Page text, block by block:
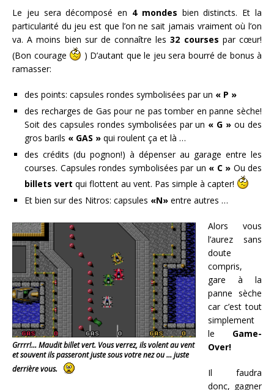
Le jeu sera décomposé en 4 mondes bien distincts. Et la
particularité du jeu est que l’on ne sait jamais vraiment où l’on
va. A moins bien sur de connaître les32 courses par cœur!
(Bon courage
) D’autant que le jeu sera bourré de bonus à
ramasser:
des points: capsules rondes symbolisées par un « P »
des recharges de Gas pour ne pas tomber en panne sèche!
Soit des capsules rondes symbolisées par un « G » ou des
gros barils « GAS » qui roulent ça et là …
des crédits (du pognon!) à dépenser au garage entre les
courses. Capsules rondes symbolisées par un « C » Ou des
billets vert qui flottent au vent. Pas simple à capter!
Et bien sur des Nitros: capsules «N» entre autres …
Grrrr!… Maudit billet vert. Vous verrez, ils volent au vent
et souvent ils passeront juste sous votre nez ou … juste
derrière vous.
Alors vous
l’aurez sans
doute
compris,
gare à la
panne sèche
car c’est tout
simplement
le Game-
Over!
Il faudra
donc, gagner